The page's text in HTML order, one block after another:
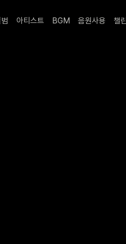
아티스트 BGM 음원사용 챌